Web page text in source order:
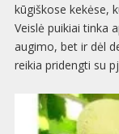
kūgiškose kekėse,
Veislė puikiai tinka
augimo, bet ir dėl
reikia pridengti su